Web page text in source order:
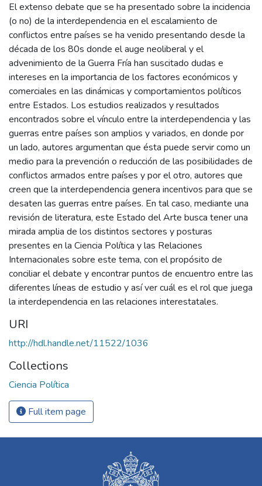
El extenso debate que se ha presentado sobre la incidencia
(o no) de la interdependencia en el escalamiento de
conflictos entre países se ha venido presentando desde la
década de los 80s donde el auge neoliberal y el
advenimiento de la Guerra Fría han suscitado dudas e
intereses en la importancia de los factores económicos y
comerciales en las dinámicas y comportamientos políticos
entre Estados. Los estudios realizados y resultados
encontrados sobre el vínculo entre la interdependencia y las
guerras entre países son amplios y variados, en donde por
un lado, autores argumentan que ésta puede servir como un
medio para la prevención o reducción de las posibilidades de
conflictos armados entre países y por el otro, autores que
creen que la interdependencia genera incentivos para que se
desaten las guerras entre países. En tal caso, mediante una
revisión de literatura, este Estado del Arte busca tener una
mirada amplia de los distintos sectores y posturas
presentes en la Ciencia Política y las Relaciones
Internacionales sobre este tema, con el propósito de
conciliar el debate y encontrar puntos de encuentro entre las
diferentes líneas de estudio y así ver cuál es el rol que juega
la interdependencia en las relaciones interestatales.
URI
http://hdl.handle.net/11522/1036
Collections
Ciencia Política
Full item page